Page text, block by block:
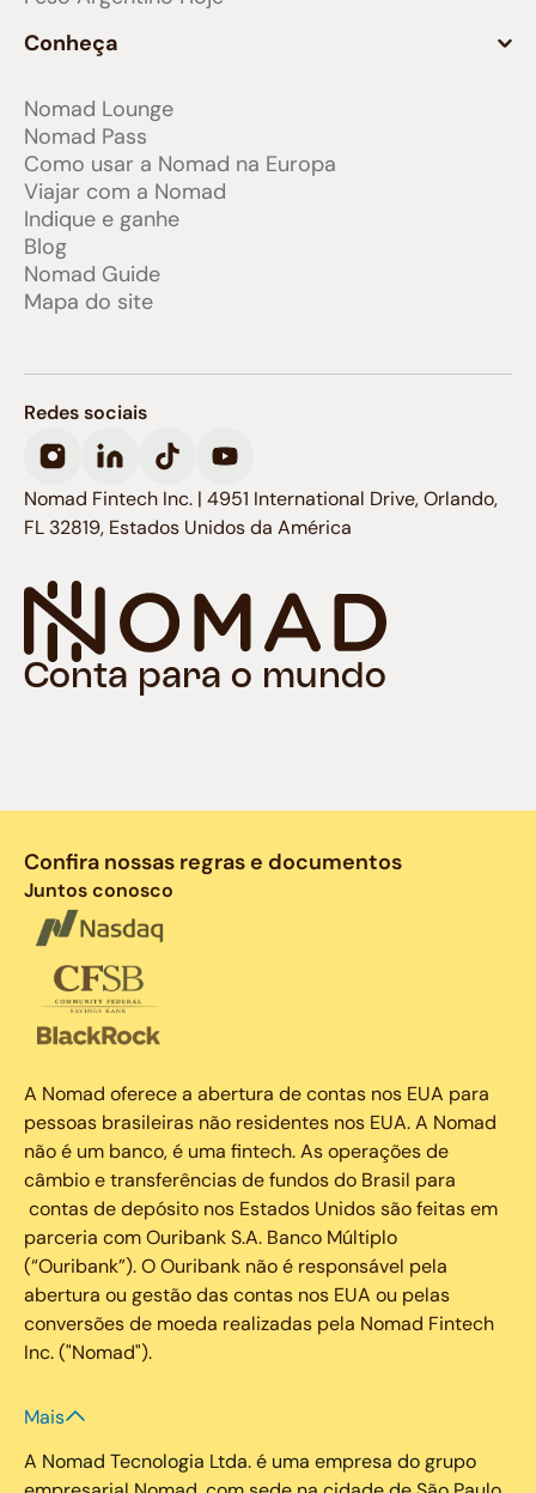
Conheça
Nomad Lounge
Nomad Pass
Como usar a Nomad na Europa
Viajar com a Nomad
Indique e ganhe
Blog
Nomad Guide
Mapa do site
Conta para o mundo
Redes sociais
Nomad Fintech Inc. | 4951 International Drive, Orlando,
FL 32819, Estados Unidos da América
Confira nossas regras e documentos
Juntos conosco
A Nomad oferece a abertura de contas nos EUA para
pessoas brasileiras não residentes nos EUA. A Nomad
não é um banco, é uma fintech. As operações de
câmbio e transferências de fundos do Brasil para
contas de depósito nos Estados Unidos são feitas em
parceria com Ouribank S.A. Banco Múltiplo
(“Ouribank”). O Ouribank não é responsável pela
abertura ou gestão das contas nos EUA ou pelas
conversões de moeda realizadas pela Nomad Fintech
Inc. ("Nomad").
Mais
A Nomad Tecnologia Ltda. é uma empresa do grupo